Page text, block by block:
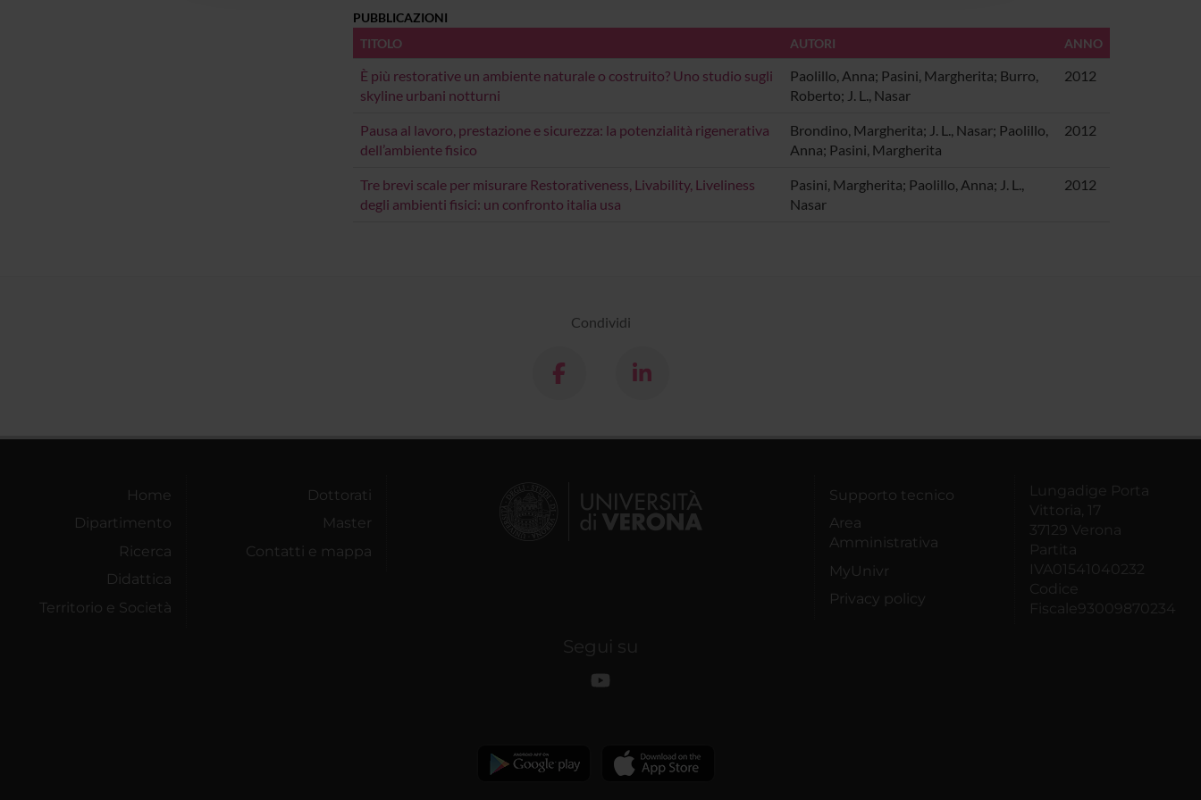
PUBBLICAZIONI
TITOLO
AUTORI ANNO
È più restorative un ambiente naturale o costruito? Uno studio sugli
skyline urbani notturni
Paolillo, Anna; Pasini, Margherita; Burro,
Roberto; J. L., Nasar
2012
Pausa al lavoro, prestazione e sicurezza: la potenzialità rigenerativa
dell’ambiente fisico
Brondino, Margherita; J. L., Nasar; Paolillo,
Anna; Pasini, Margherita
2012
Tre brevi scale per misurare Restorativeness, Livability, Liveliness
degli ambienti fisici: un confronto italia usa
Pasini, Margherita; Paolillo, Anna; J. L.,
Nasar
2012
Condividi
Home
Dipartimento
Ricerca
Didattica
Territorio e Società
Dottorati
Master
Contatti e mappa
Supporto tecnico
Area
Amministrativa
MyUnivr
Privacy policy
Lungadige Porta
Vittoria, 17
37129 Verona
Partita
IVA01541040232
Codice
Fiscale93009870234
Segui su